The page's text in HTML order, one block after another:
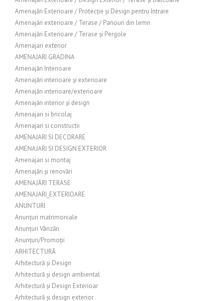
Amenajări Exterioare / Protecție și Design pentru Intrare
Amenajări exterioare / Terase / Panouri din lemn
Amenajări Exterioare / Terase și Pergole
Amenajari exterior
AMENAJARI GRADINA
Amenajări Interioare
Amenajări interioare și exterioare
Amenajări interioare/exterioare
Amenajări interior și design
Amenajari si bricolaj
Amenajari si constructii
AMENAJARI SI DECORARE
AMENAJARI SI DESIGN EXTERIOR
Amenajari si montaj
Amenajări și renovări
AMENAJĂRI TERASE
AMENAJARI_EXTERIOARE
ANUNTURI
Anunțuri matrimoniale
Anunțuri Vânzări
Anunțuri/Promoții
ARHITECTURĂ
Arhitectură și Design
Arhitectură și design ambiental
Arhitectură și Design Exterioar
Arhitectură și design exterior